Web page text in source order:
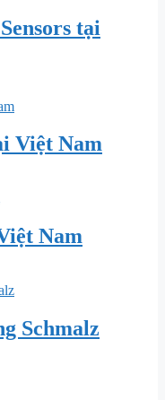
tại
Việt Nam
Nam
Schmalz